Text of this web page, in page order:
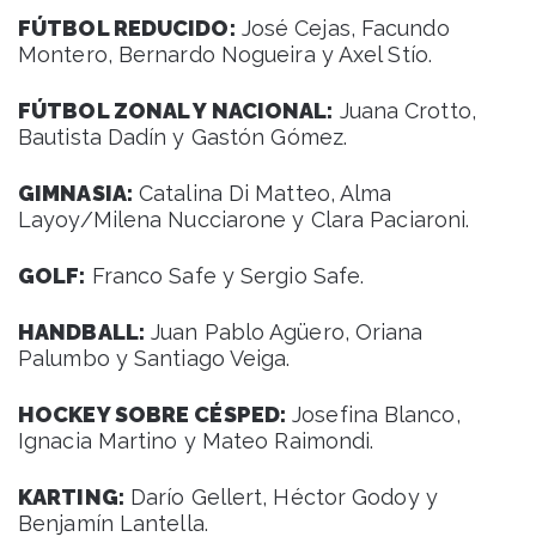
FÚTBOL REDUCIDO: José Cejas, Facundo
Montero, Bernardo Nogueira y Axel Stío.
FÚTBOL ZONAL Y NACIONAL: Juana Crotto,
Bautista Dadín y Gastón Gómez.
GIMNASIA: Catalina Di Matteo, Alma
Layoy/Milena Nucciarone y Clara Paciaroni.
GOLF: Franco Safe y Sergio Safe.
HANDBALL: Juan Pablo Agüero, Oriana
Palumbo y Santiago Veiga.
HOCKEY SOBRE CÉSPED: Josefina Blanco,
Ignacia Martino y Mateo Raimondi.
KARTING: Darío Gellert, Héctor Godoy y
Benjamín Lantella.